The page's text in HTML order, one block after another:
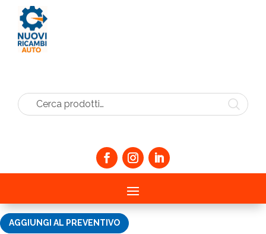
Cerca prodotti…
AGGIUNGI AL PREVENTIVO